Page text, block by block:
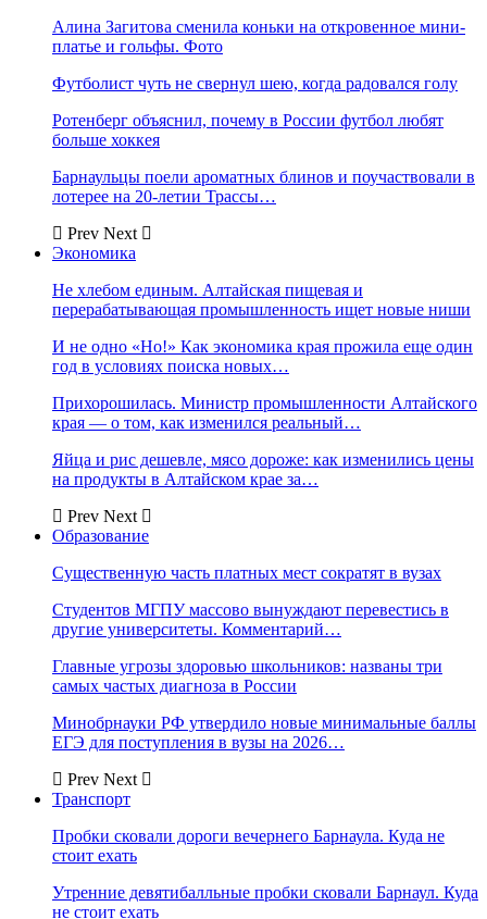
Алина Загитова сменила коньки на откровенное мини-
платье и гольфы. Фото
Футболист чуть не свернул шею, когда радовался голу
Ротенберг объяснил, почему в России футбол любят
больше хоккея
Барнаульцы поели ароматных блинов и поучаствовали в
лотерее на 20-летии Трассы…
Prev Next
Экономика
Не хлебом единым. Алтайская пищевая и
перерабатывающая промышленность ищет новые ниши
И не одно «Но!» Как экономика края прожила еще один
год в условиях поиска новых…
Прихорошилась. Министр промышленности Алтайского
края — о том, как изменился реальный…
Яйца и рис дешевле, мясо дороже: как изменились цены
на продукты в Алтайском крае за…
Prev Next
Образование
Существенную часть платных мест сократят в вузах
Студентов МГПУ массово вынуждают перевестись в
другие университеты. Комментарий…
Главные угрозы здоровью школьников: названы три
самых частых диагноза в России
Минобрнауки РФ утвердило новые минимальные баллы
ЕГЭ для поступления в вузы на 2026…
Prev Next
Транспорт
Пробки сковали дороги вечернего Барнаула. Куда не
стоит ехать
Утренние девятибалльные пробки сковали Барнаул. Куда
не стоит ехать